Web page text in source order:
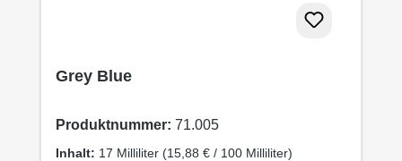
Grey Blue
Produktnummer: 71.005
Inhalt: 17 Milliliter (15,88 € / 100 Milliliter)